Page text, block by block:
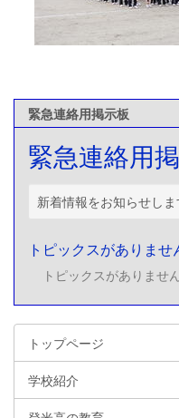
緊急連絡用掲示板
緊急連絡用
新着情報をお知らせしま
トピックスがありませ
トピックスがありませ
トップページ
学校紹介